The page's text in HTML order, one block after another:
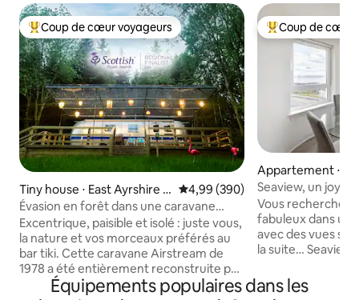
Coups de cœur voyageurs les plus appréciés
Coup de cœur voyageurs
Tiny house ⋅ East Ayrshire C
ouncil
Évaluation moyenne sur la
4,99 (390)
Évasion en forêt dans une caravane
Airstream
Excentrique, paisible et isolé : juste vous,
la nature et vos morceaux préférés au
bar tiki. Cette caravane Airstream de
1978 a été entièrement reconstruite par
vos hôtes dans une clairière privée de
Coups de cœur
Coup de cœur
Appartement ⋅
Seaview, un joyau
Vous recherchez
fabuleux dans un
avec des vues
la suite… Seaview n'est pas seulement
maison au bord de la mer.
chaleureuse et
Équipements populaires dans les